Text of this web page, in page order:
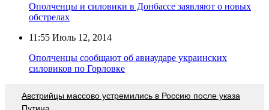
Ополченцы и силовики в Донбассе заявляют о новых
обстрелах
11:55 Июль 12, 2014
Ополченцы сообщают об авиаударе украинских
силовиков по Горловке
Австрийцы массово устремились в Россию после указа
Путина